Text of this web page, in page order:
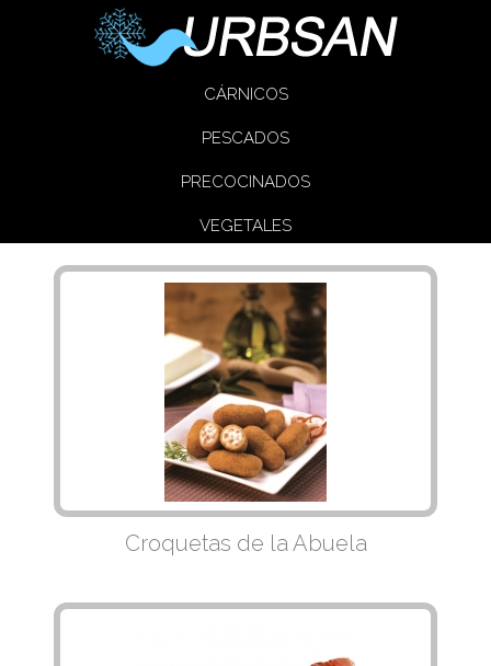
CÁRNICOS
PESCADOS
PRECOCINADOS
VEGETALES
Croquetas de la Abuela